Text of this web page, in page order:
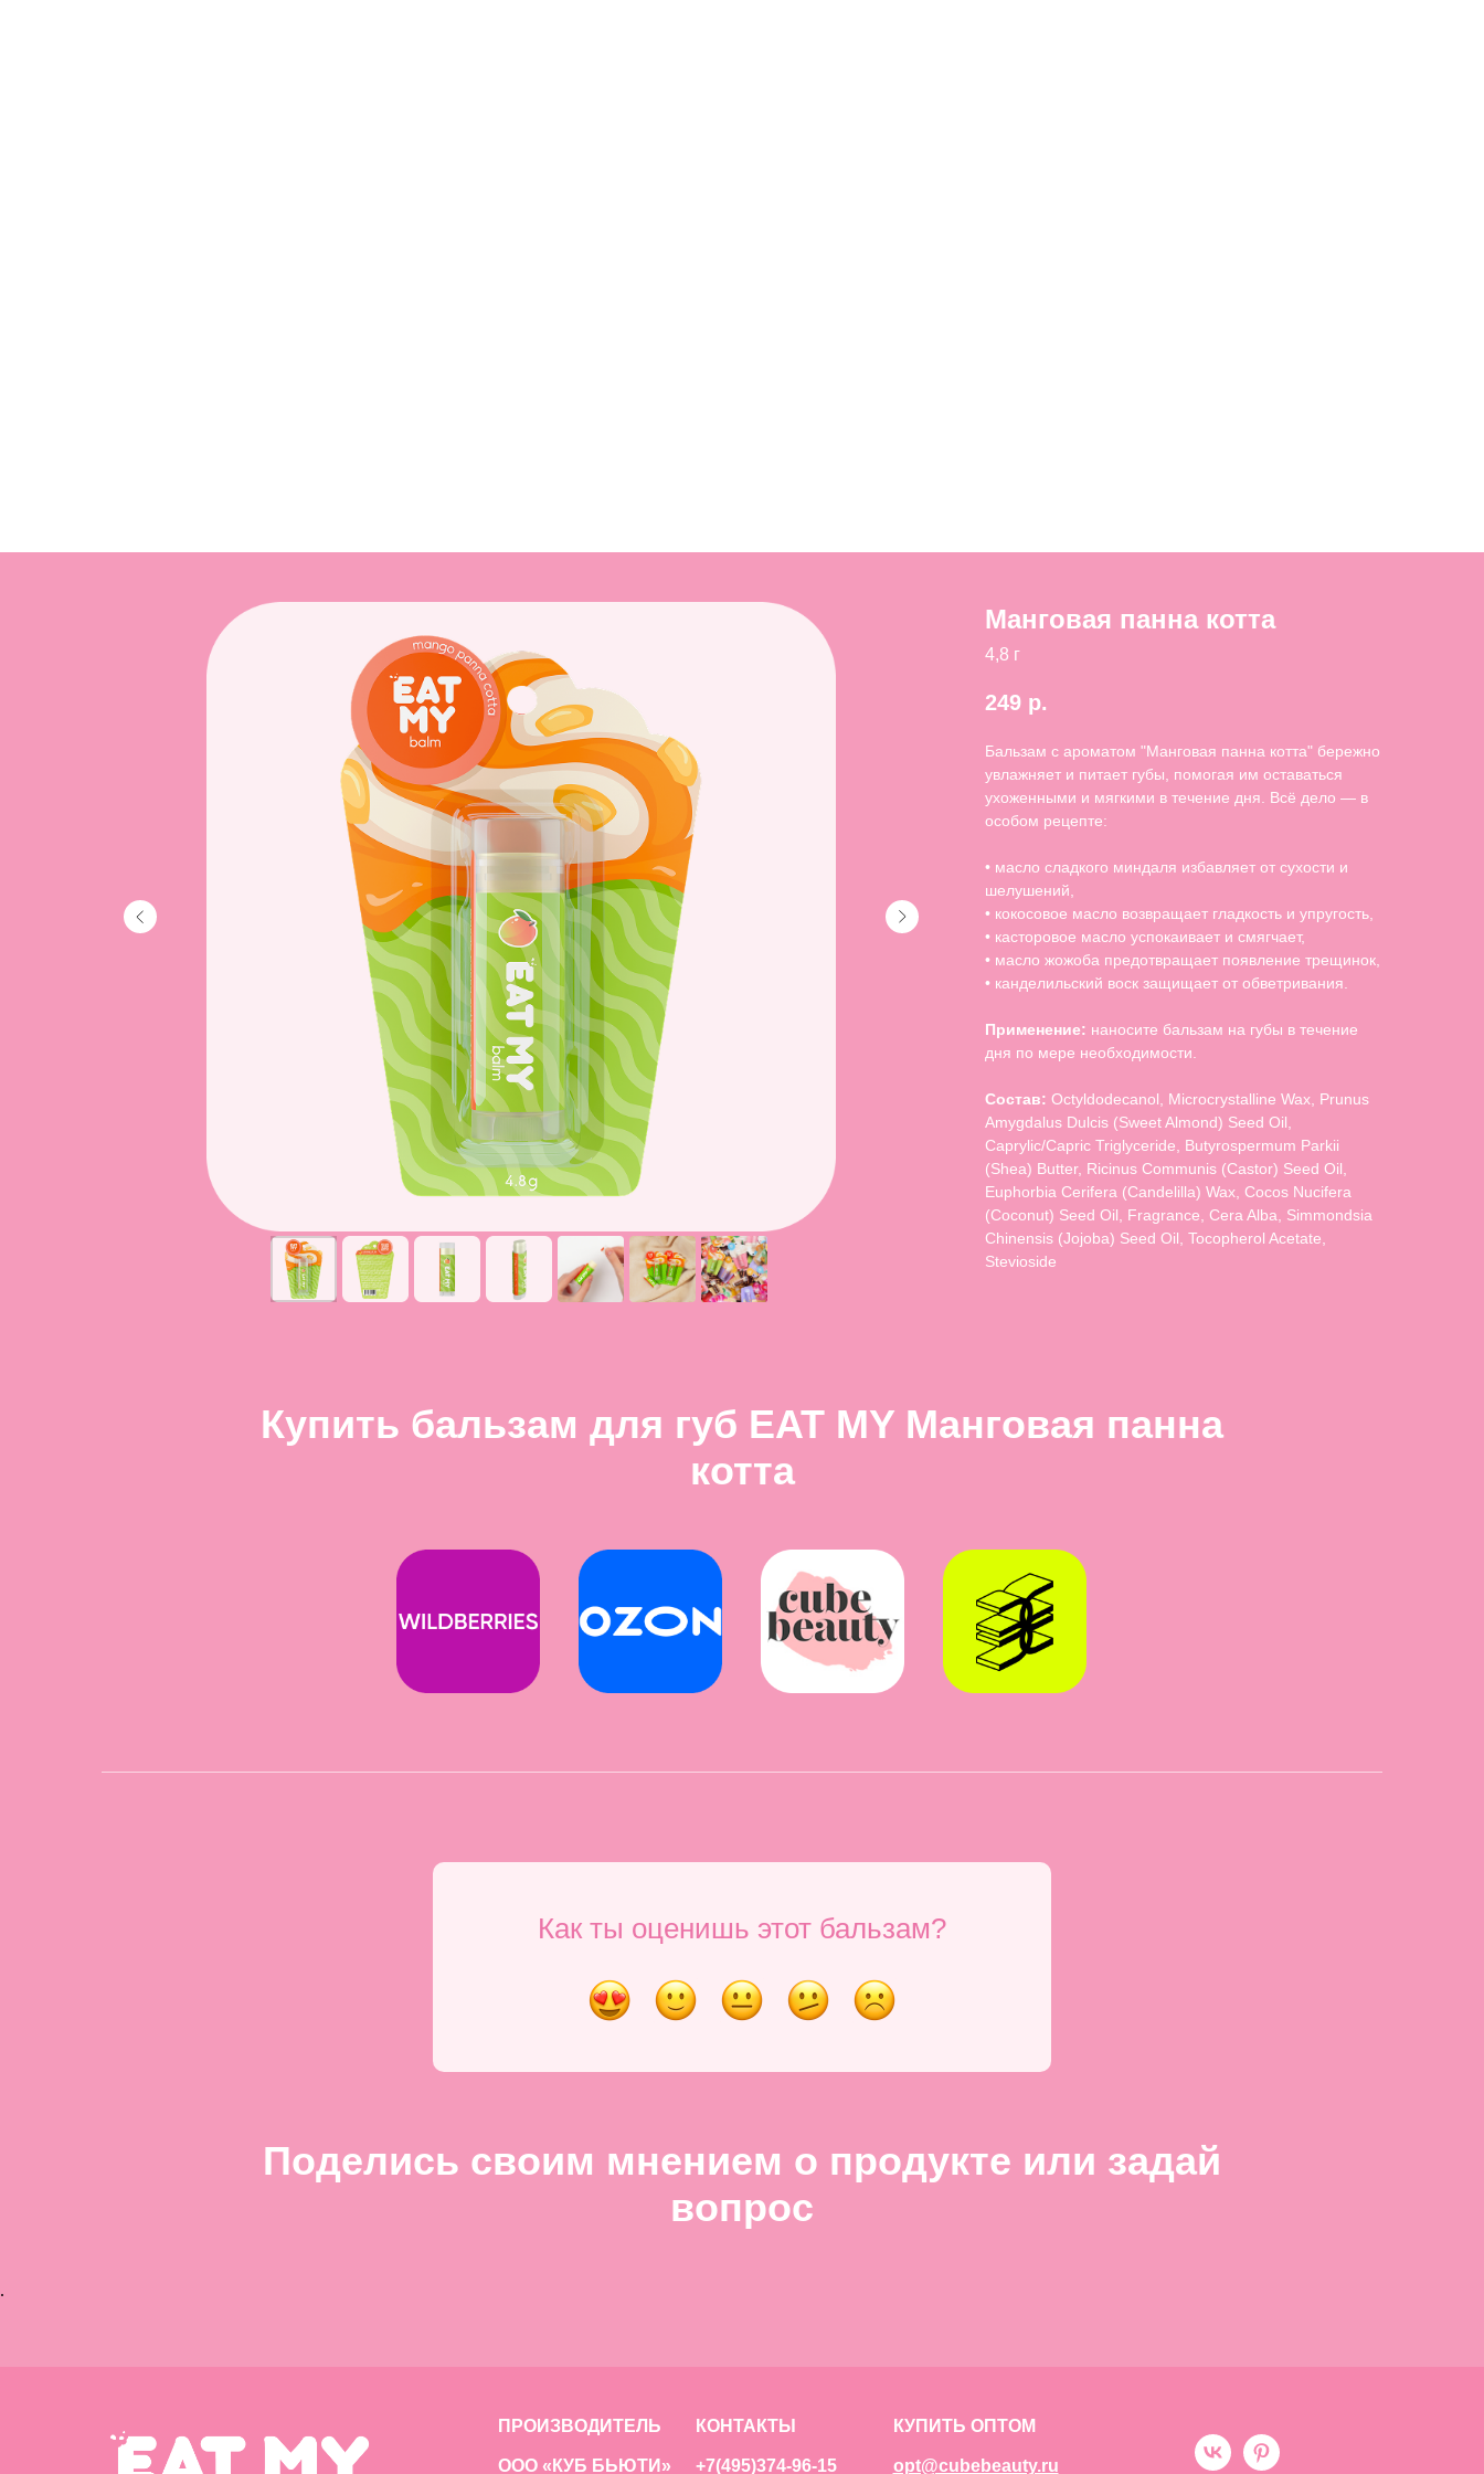
Манговая панна котта
4,8 г
249 р.
Бальзам с ароматом "Манговая панна котта" бережно
увлажняет и питает губы, помогая им оставаться
ухоженными и мягкими в течение дня. Всё дело — в
особом рецепте:
• масло сладкого миндаля избавляет от сухости и
шелушений,
• кокосовое масло возвращает гладкость и упругость,
• касторовое масло успокаивает и смягчает,
• масло жожоба предотвращает появление трещинок,
• канделильский воск защищает от обветривания.
Применение: наносите бальзам на губы в течение
дня по мере необходимости.
Состав: Octyldodecanol, Microcrystalline Wax, Prunus
Amygdalus Dulcis (Sweet Almond) Seed Oil,
Caprylic/Capric Triglyceride, Butyrospermum Parkii
(Shea) Butter, Ricinus Communis (Castor) Seed Oil,
Euphorbia Cerifera (Candelilla) Wax, Cocos Nucifera
(Coconut) Seed Oil, Fragrance, Cera Alba, Simmondsia
Chinensis (Jojoba) Seed Oil, Tocopherol Acetate,
Stevioside
Купить бальзам для губ EAT MY Манговая панна
котта
Как ты оценишь этот бальзам?
Поделись своим мнением о продукте или задай
вопрос
.
ПРОИЗВОДИТЕЛЬ
ООО «КУБ БЬЮТИ»
КОНТАКТЫ
+7(495)374-96-15
КУПИТЬ ОПТОМ
opt@cubebeauty.ru